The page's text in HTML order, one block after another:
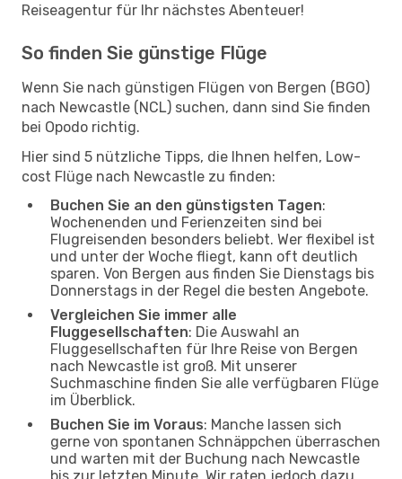
Reiseagentur für Ihr nächstes Abenteuer!
So finden Sie günstige Flüge
Wenn Sie nach günstigen Flügen von Bergen (BGO)
nach Newcastle (NCL) suchen, dann sind Sie finden
bei Opodo richtig.
Hier sind 5 nützliche Tipps, die Ihnen helfen, Low-
cost Flüge nach Newcastle zu finden:
Buchen Sie an den günstigsten Tagen:
Wochenenden und Ferienzeiten sind bei
Flugreisenden besonders beliebt. Wer flexibel ist
und unter der Woche fliegt, kann oft deutlich
sparen. Von Bergen aus finden Sie Dienstags bis
Donnerstags in der Regel die besten Angebote.
Vergleichen Sie immer alle
Fluggesellschaften: Die Auswahl an
Fluggesellschaften für Ihre Reise von Bergen
nach Newcastle ist groß. Mit unserer
Suchmaschine finden Sie alle verfügbaren Flüge
im Überblick.
Buchen Sie im Voraus: Manche lassen sich
gerne von spontanen Schnäppchen überraschen
und warten mit der Buchung nach Newcastle